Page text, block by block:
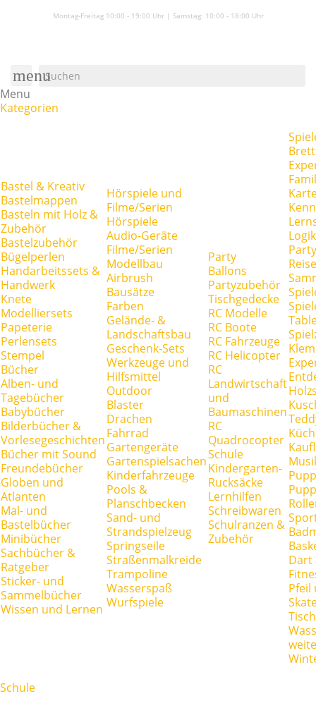
Montag-Freitag 10:00 - 19:00 Uhr | Samstag: 10:00 - 18:00 Uhr
menu
Menu
Kategorien
Bastel & Kreativ
Bastelmappen
Basteln mit Holz &
Zubehör
Bastelzubehör
Bügelperlen
Handarbeitssets &
Handwerk
Knete
Modelliersets
Papeterie
Perlensets
Stempel
Bücher
Alben- und
Tagebücher
Babybücher
Bilderbücher &
Vorlesegeschichten
Bücher mit Sound
Freundebücher
Globen und
Atlanten
Mal- und
Bastelbücher
Minibücher
Sachbücher &
Ratgeber
Sticker- und
Sammelbücher
Wissen und Lernen
Hörspiele und
Filme/Serien
Hörspiele
Audio-Geräte
Filme/Serien
Modellbau
Airbrush
Bausätze
Farben
Gelände- &
Landschaftsbau
Geschenk-Sets
Werkzeuge und
Hilfsmittel
Outdoor
Blaster
Drachen
Fahrrad
Gartengeräte
Gartenspielsachen
Kinderfahrzeuge
Pools &
Planschbecken
Sand- und
Strandspielzeug
Springseile
Straßenmalkreide
Trampoline
Wasserspaß
Wurfspiele
Party
Ballons
Partyzubehör
Tischgedecke
RC Modelle
RC Boote
RC Fahrzeuge
RC Helicopter
RC
Landwirtschaft
und
Baumaschinen
RC
Quadrocopter
Schule
Kindergarten-
Rucksäcke
Lernhilfen
Schreibwaren
Schulranzen &
Zubehör
Dart
Pfeil
Schule